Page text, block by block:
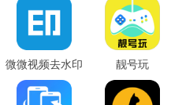
微微视频去水印 靓号玩